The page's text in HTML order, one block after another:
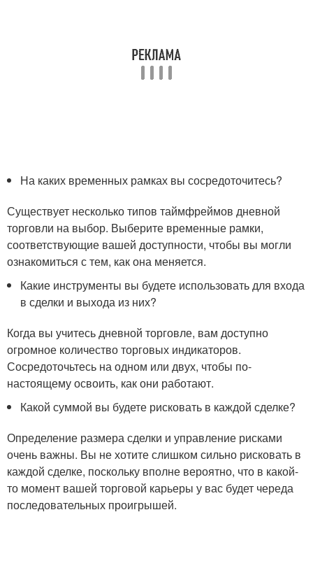
На каких временных рамках вы сосредоточитесь?
Существует несколько типов таймфреймов дневной
торговли на выбор. Выберите временные рамки,
соответствующие вашей доступности, чтобы вы могли
ознакомиться с тем, как она меняется.
Какие инструменты вы будете использовать для входа
в сделки и выхода из них?
Когда вы учитесь дневной торговле, вам доступно
огромное количество торговых индикаторов.
Сосредоточьтесь на одном или двух, чтобы по-
настоящему освоить, как они работают.
Какой суммой вы будете рисковать в каждой сделке?
Определение размера сделки и управление рисками
очень важны. Вы не хотите слишком сильно рисковать в
каждой сделке, поскольку вполне вероятно, что в какой-
то момент вашей торговой карьеры у вас будет череда
последовательных проигрышей.